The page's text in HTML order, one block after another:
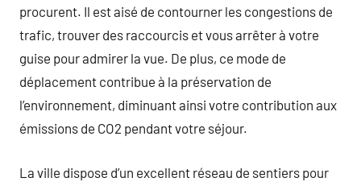
procurent. Il est aisé de contourner les congestions de
trafic, trouver des raccourcis et vous arrêter à votre
guise pour admirer la vue. De plus, ce mode de
déplacement contribue à la préservation de
l’environnement, diminuant ainsi votre contribution aux
émissions de CO2 pendant votre séjour.
La ville dispose d’un excellent réseau de sentiers pour